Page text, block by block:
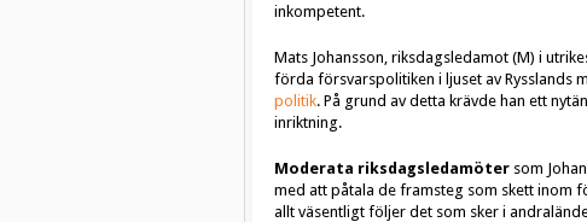
inkompetent.
Mats Johansson, riksdagsledamot (M) i
förda försvarspolitiken i ljuset av Rysslands
politik. På grund av detta krävde han ett
inriktning.
Moderata riksdagsledamöter som
med att påtala de framsteg som skett inom
allt väsentligt följer det som sker i